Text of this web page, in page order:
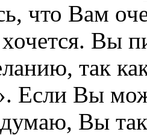
что Вам
Вы
так
Если Вы
Вы